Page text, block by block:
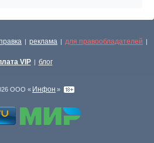
| реклама | для правообладателей |
VIP | блог
ООО « Инфон »